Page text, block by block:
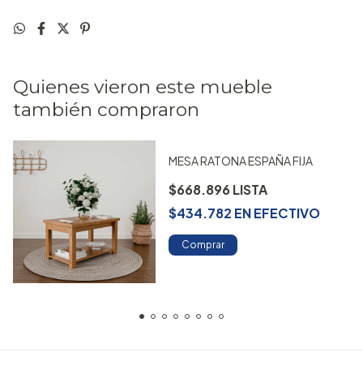
Quienes vieron este mueble
también compraron
MESA RATONA ESPAÑA FIJA
$668.896
$434.782 ENEFECTIVO
Comprar